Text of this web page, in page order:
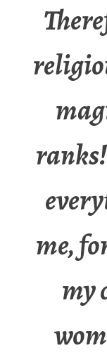
ranks!
me,
my